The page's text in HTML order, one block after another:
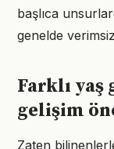
başlıca
genelde
Farklı
gelişim
Zaten